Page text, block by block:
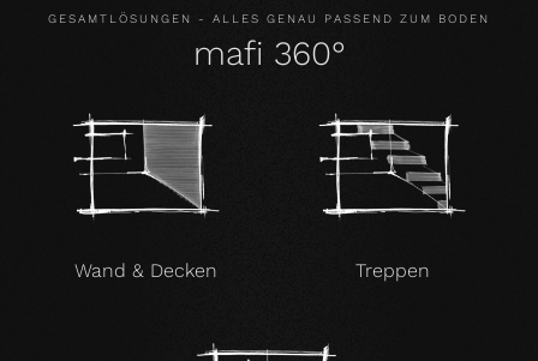
GESAMTLÖSUNGEN - ALLES GENAU PASSEND ZUM BODEN
mafi 360°
Wand & Decken Treppen